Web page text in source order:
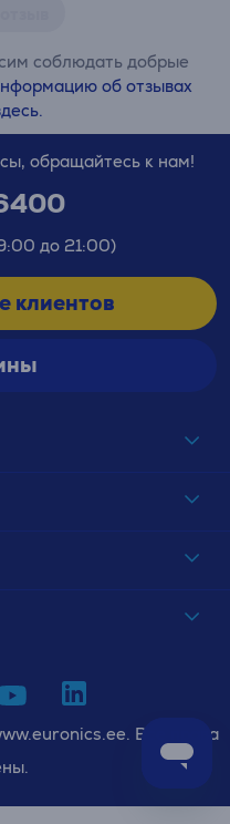
соблюдать добрые
об отзывах
обращайтесь к нам!
до 21:00)
клиентов
Все права